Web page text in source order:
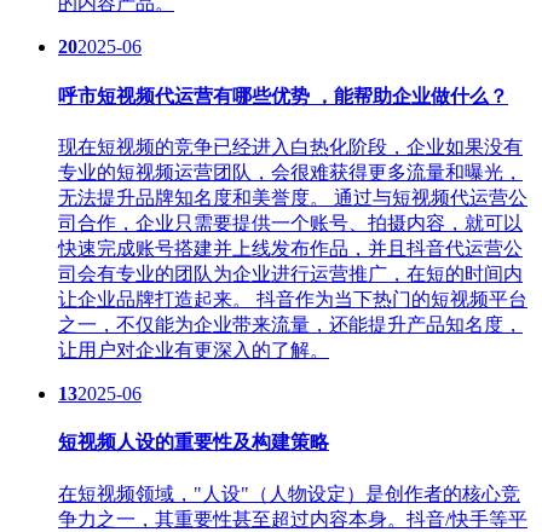
202025-06
呼市短视频代运营有哪些优势 ，能帮助企业做什么？
现在短视频的竞争已经进入白热化阶段，企业如果没有
专业的短视频运营团队，会很难获得更多流量和曝光，
无法提升品牌知名度和美誉度。 通过与短视频代运营公
司合作，企业只需要提供一个账号、拍摄内容，就可以
快速完成账号搭建并上线发布作品，并且抖音代运营公
司会有专业的团队为企业进行运营推广，在短的时间内
让企业品牌打造起来。 抖音作为当下热门的短视频平台
之一，不仅能为企业带来流量，还能提升产品知名度，
让用户对企业有更深入的了解。
132025-06
短视频人设的重要性及构建策略
在短视频领域，"人设"（人物设定）是创作者的核心竞
争力之一，其重要性甚至超过内容本身。抖音/快手等平